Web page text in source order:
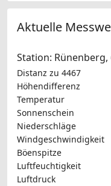
Aktuelle
Station: Rünenberg,
Distanz zu 4467
Höhendifferenz
Temperatur
Sonnenschein
Niederschläge
Windgeschwindigkeit
Böenspitze
Luftfeuchtigkeit
Luftdruck